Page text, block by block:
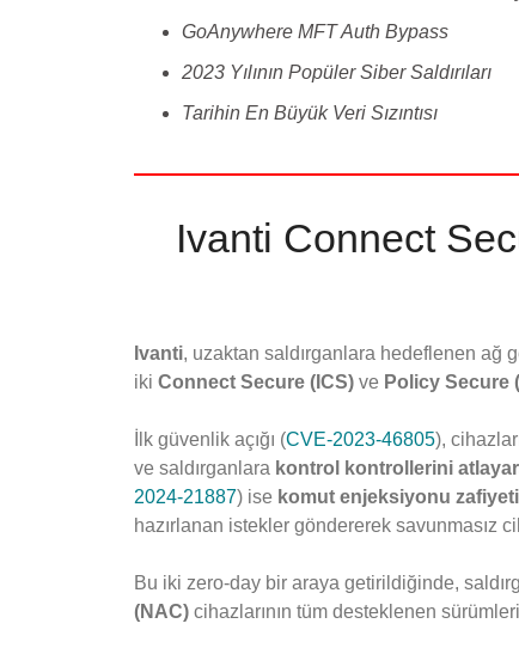
GoAnywhere MFT Auth Bypass
2023 Yılının Popüler Siber Saldırıları
Tarihin En Büyük Veri Sızıntısı
Ivanti Connect
Ivanti, uzaktan saldırganlara hedeflenen ağ
iki Connect Secure (ICS) ve Policy Secure
İlk güvenlik açığı (CVE-2023-46805),
ve saldırganlara kontrol kontrollerini
2024-21887) ise komut enjeksiyonu zafiyeti
hazırlanan istekler göndererek savunmasız
Bu iki zero-day bir araya getirildiğinde,
(NAC) cihazlarının tüm desteklenen